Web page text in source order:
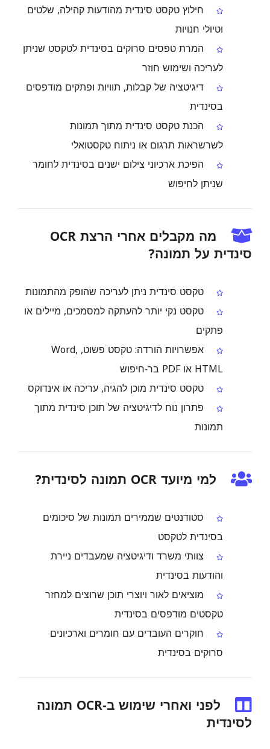
חילוץ טקסט סינדית מהודעות קהילה, שלטים
וטיולי חנויות
המרת טפסים סרוקים בסינדית לטקסט שניתן
לעריכה ושימוש חוזר
דיגיטציה של קבלות, תוויות ופתקים מודפסים
בסינדית
הכנת טקסט סינדית מתוך תמונות
לשרשראות תרגום או ניתוח טקסטואלי
הפיכת ארכיוני צילום ישנים בסינדית לחומר
שניתן לחיפוש
מה מקבלים אחרי הרצת OCR
סינדית על תמונה?
טקסט סינדית ניתן לעריכה שהופק מהתמונות
טקסט נקי יותר להעתקה למסמכים, מיילים או
פתקים
אפשרויות הורדה: טקסט פשוט, Word,
HTML או PDF בר‑חיפוש
טקסט סינדית מוכן להגיה, עריכה או אינדוקס
פתרון נוח לדיגיטציה של תוכן סינדית מתוך
תמונות
למי מיועד OCR תמונה לסינדית?
סטודנטים שממירים תמונות של סיכומים
בסינדית לטקסט
צוותי משרד ודיגיטציה שמעבדים ניירת
והודעות בסינדית
מוציאים לאור ויוצרי תוכן שרוצים למחזר
טקסטים מודפסים בסינדית
חוקרים העובדים עם חומרים וארכיונים
סרוקים בסינדית
לפני ואחרי שימוש ב‑OCR תמונה
לסינדית